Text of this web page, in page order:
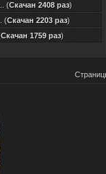
(Скачан 2408 раз)
(Скачан 2203 раз)
Скачан 1759 раз)